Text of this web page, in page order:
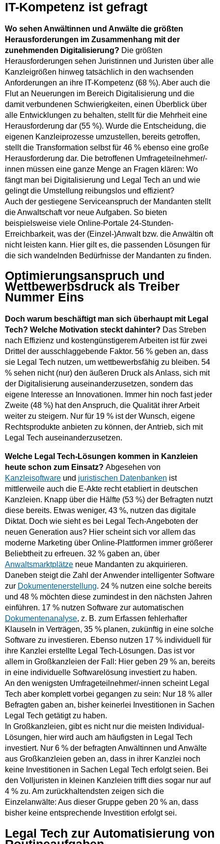
IT-Kompetenz ist gefragt
Wo sehen Anwältinnen und Anwälte die größten
Herausforderungen im Zusammenhang mit der
zunehmenden Digitalisierung? Die größten
Herausforderungen sehen Juristinnen und Juristen über alle
Kanzleigrößen hinweg tatsächlich in den wachsenden
Anforderungen an ihre IT-Kompetenz (68 %). Aber auch die
Flut an Neuerungen im Bereich Digitalisierung und die
damit verbundenen Schwierigkeiten, einen Überblick über
alle Entwicklungen zu behalten, stellt für die Mehrheit eine
Herausforderung dar (55 %). Wurde die Entscheidung, die
eigenen Kanzleiprozesse umzustellen, bereits getroffen,
stellt die Transformation selbst für 46 % ebenso eine große
Herausforderung dar. Die betroffenen Umfrageteilnehmer/-
innen müssen eine ganze Menge an Fragen klären: Wo
fängt man bei Digitalisierung und Legal Tech an und wie
gelingt die Umstellung reibungslos und effizient?
Auch der gestiegene Serviceanspruch der Mandanten stellt
die Anwaltschaft vor neue Aufgaben. So bieten
beispielsweise viele Online-Portale 24-Stunden-
Erreichbarkeit, was der (Einzel-)Anwalt bzw. die Anwältin oft
nicht leisten kann. Hier gilt es, die passenden Lösungen für
die sich wandelnden Bedürfnisse der Mandanten zu finden.
Optimierungsanspruch und
Wettbewerbsdruck als Treiber
Nummer Eins
Doch warum beschäftigt man sich überhaupt mit Legal
Tech? Welche Motivation steckt dahinter? Das Streben
nach Effizienz und kostengünstigerem Arbeiten ist für zwei
Drittel der ausschlaggebende Faktor. 56 % geben an, dass
sie Legal Tech nutzen, um wettbewerbsfähig zu bleiben. 54
% sehen nicht (nur) den äußeren Druck als Anlass, sich mit
der Digitalisierung auseinanderzusetzen, sondern das
eigene Interesse an Innovationen. Immer hin noch fast jeder
Zweite (48 %) hat den Anspruch, die Qualität ihrer Arbeit
weiter zu steigern. Nur für 19 % ist der Wunsch, eigene
Rechtsprodukte anbieten zu können, der Antrieb, sich mit
Legal Tech auseinanderzusetzen.
Welche Legal Tech-Lösungen kommen in Kanzleien
heute schon zum Einsatz? Abgesehen von
Kanzleisoftware und juristischen Datenbanken ist
mittlerweile auch die E-Akte recht etabliert in deutschen
Kanzleien. Knapp über die Hälfte (53 %) der Befragten nutzt
diese bereits. Etwas weniger, 43 %, nutzen das digitale
Diktat. Doch wie sieht es bei Legal Tech-Angeboten der
neuen Generation aus? Hier scheint sich vor allem das
moderne Marketing über Online-Plattformen immer größerer
Beliebtheit zu erfreuen. 32 % gaben an, über
Anwaltsmarktplätze neue Mandanten zu akquirieren.
Daneben steigt die Zahl der Anwender intelligenter Software
zur Dokumentenerstellung. 24 % nutzen eine solche bereits
und 48 % möchten diese zumindest in den nächsten Jahren
einführen. 17 % nutzen Software zur automatischen
Dokumentenanalyse, z. B. zum Erfassen fehlerhafter
Klauseln in Verträgen, 35 % planen, zukünftig in eine solche
Software zu investieren. Ebenso nutzen 17 % individuell für
ihre Kanzlei erstellte Legal Tech-Lösungen. Das ist vor
allem in Großkanzleien der Fall: Hier geben 29 % an, bereits
in eine individuelle Softwarelösung investiert zu haben.
An den wenigsten Umfrageteilnehmer/-innen scheint Legal
Tech aber komplett vorbei gegangen zu sein: Nur 18 % aller
Befragten gaben an, bisher keinerlei Investitionen in Sachen
Legal Tech getätigt zu haben.
In Großkanzleien, gibt es nicht nur die meisten Individual-
Lösungen, hier wird auch am häufigsten in Legal Tech
investiert. Nur 6 % der befragten Anwältinnen und Anwälte
aus Großkanzleien geben an, dass in ihrer Kanzlei noch
keine Investitionen in Sachen Legal Tech erfolgt seien. Bei
den Volljuristen in kleinen Kanzleien trifft dies sogar nur auf
4 % zu. Am zurückhaltendsten zeigen sich die
Einzelanwälte: Aus dieser Gruppe geben 20 % an, dass
bisher keine entsprechende Investition erfolgt sei.
Legal Tech zur Automatisierung von